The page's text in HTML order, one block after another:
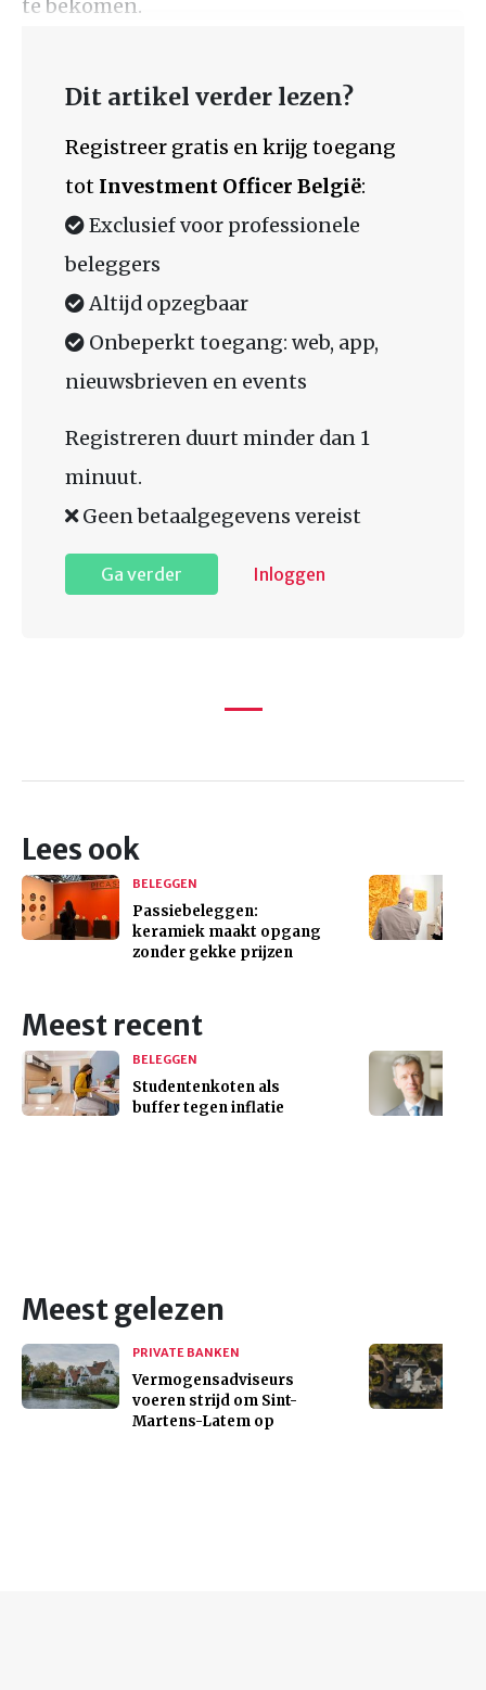
te bekomen.
Dit artikel verder lezen?
Registreer gratis en krijg toegang
tot Investment Officer België:
Exclusief voor professionele
beleggers
Altijd opzegbaar
Onbeperkt toegang: web, app,
nieuwsbrieven en events
Registreren duurt minder dan 1
minuut.
Geen betaalgegevens vereist
Ga verder Inloggen
Lees ook
BELEGGEN
Passiebeleggen:
keramiek maakt opgang
zonder gekke prijzen
Meest recent
BELEGGEN
Studentenkoten als
buffer tegen inflatie
Meest gelezen
PRIVATE BANKEN
Vermogensadviseurs
voeren strijd om Sint-
Martens-Latem op